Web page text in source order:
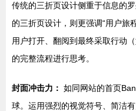
传统的三折页设计侧重于信息的
的三折页设计，则更强调“用户旅
用户打开、翻阅到最终采取行动
的完整流程进行思考。
封面冲击力： 如同网站的首页
球。运用强烈的视觉符号、简洁